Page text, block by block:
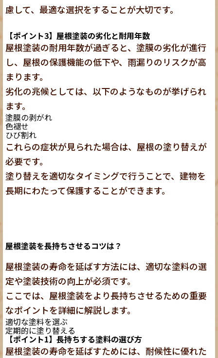
慮して、最適な選択をすることが大切です。
【ポイント3】屋根塗装の劣化と耐用年数
屋根塗装の耐用年数が過ぎると、塗膜の劣化が進行
し、屋根の保護機能の低下や、雨漏りのリスクが高
まります。
劣化の兆候としては、以下のようなものが挙げられ
ます。
塗膜の剥がれ
色褪せ
ひび割れ
これらの症状が見られた場合は、屋根の塗り替えが
必要です。
塗り替えを適切なタイミングで行うことで、建物を
長期にわたって保護することができます。
屋根塗装を長持ちさせるコツは？
屋根塗装の寿命を延ばす方法には、適切な塗料の選
定や塗装技術の向上が必須です。
ここでは、屋根塗装をより長持ちさせるための重要
なポイントを詳細に解説します。
適切な塗料を選ぶ
定期的に塗り替える
【ポイント1】長持ちする塗料の選び方
屋根塗装の寿命を延ばすためには、耐候性に優れた